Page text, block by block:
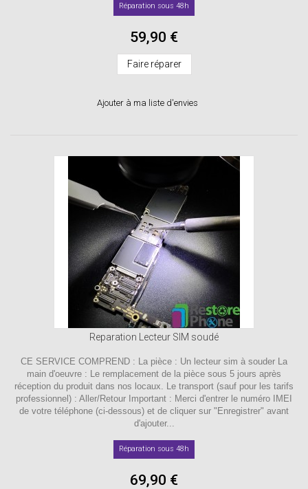
Réparation sous 48h
59,90 €
Faire réparer
Ajouter à ma liste d'envies
Reparation Lecteur SIM soudé
CE SERVICE COMPREND : La pièce : Un lecteur sim à souder La
main d'oeuvre : Le remplacement de la pièce sous 5 jours après
réception du produit dans nos locaux. Le transport (sauf pour les tarifs
professionnel) : Aller/Retour Important : Merci d'entrer le numéro IMEI
de votre téléphone (ci-dessous) et de cliquer sur "Enregistrer" avant
d'ajouter...
Réparation sous 48h
69,90 €